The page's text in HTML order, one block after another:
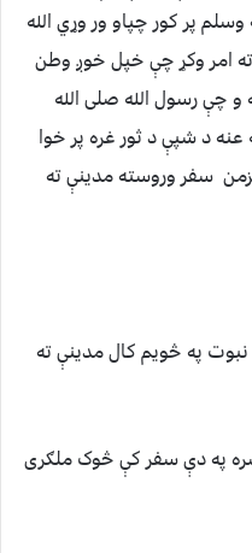
پر کور چپاو ور وړي الله
امر وکړ چې خپل خوږ وطن
چې رسول الله صلی الله
د شپې د ثور غره پر خوا
سفر وروسته مدينې ته
نبوت په څويم کال مدينې ته
په دې سفر کې څوک ملګری